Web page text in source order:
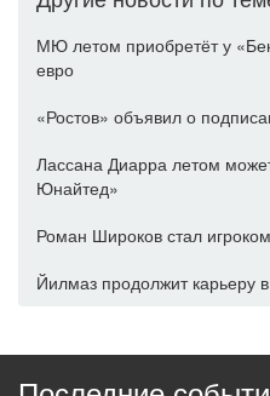
МЮ летом приобретёт у
евро
«Ростов» объявил о
Лассана Диарра летом
Юнайтед»
Роман Широков стал
Йилмаз продолжит карьеру